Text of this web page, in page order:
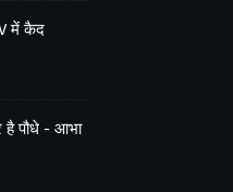
में कैद
है पौधे - आभा